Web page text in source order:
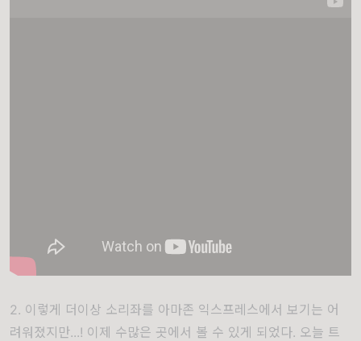
2. 이렇게 더이상 소리좌를 아마존 익스프레스에서 보기는 어
려워졌지만...! 이제 수많은 곳에서 볼 수 있게 되었다. 오늘 트